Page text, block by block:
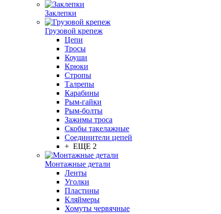
Заклепки
Грузовой крепеж
Цепи
Тросы
Коуши
Крюки
Стропы
Талрепы
Карабины
Рым-гайки
Рым-болты
Зажимы троса
Скобы такелажные
Соединители цепей
+ ЕЩЕ 2
Монтажные детали
Ленты
Уголки
Пластины
Кляймеры
Хомуты червячные